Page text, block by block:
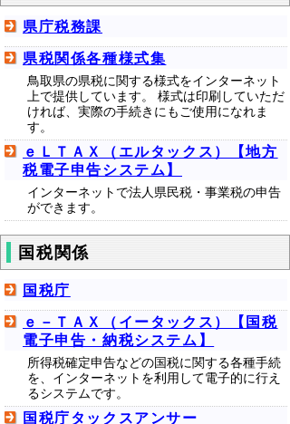
県庁税務課
県税関係各種様式集
鳥取県の県税に関する様式をインターネット
上で提供しています。 様式は印刷していただ
ければ、実際の手続きにもご使用になれま
す。
ｅＬＴＡＸ（エルタックス）【地方
税電子申告システム】
インターネットで法人県民税・事業税の申告
ができます。
国税関係
国税庁
ｅ－ＴＡＸ（イータックス）【国税
電子申告・納税システム】
所得税確定申告などの国税に関する各種手続
を、インターネットを利用して電子的に行え
るシステムです。
国税庁タックスアンサー